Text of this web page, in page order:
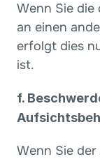
Wenn Sie
an einen
erfolgt dies
ist.
f.
Wenn Sie der